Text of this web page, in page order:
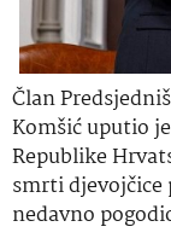
Član
Komšić uputio
Republike
smrti
nedavno